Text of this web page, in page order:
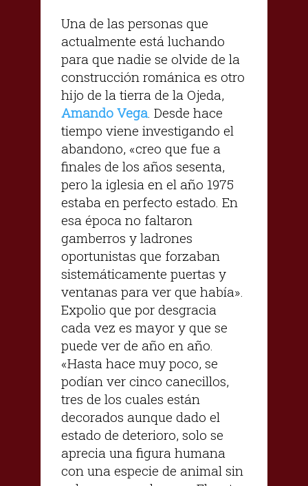
Una de las personas que
actualmente está luchando
para que nadie se olvide de la
construcción románica es otro
hijo de la tierra de la Ojeda,
Amando Vega . Desde hace
tiempo viene investigando el
abandono, «creo que fue a
finales de los años sesenta,
pero la iglesia en el año 1975
estaba en perfecto estado. En
esa época no faltaron
gamberros y ladrones
oportunistas que forzaban
sistemáticamente puertas y
ventanas para ver que había».
Expolio que por desgracia
cada vez es mayor y que se
puede ver de año en año.
«Hasta hace muy poco, se
podían ver cinco canecillos,
tres de los cuales están
decorados aunque dado el
estado de deterioro, solo se
aprecia una figura humana
con una especie de animal sin